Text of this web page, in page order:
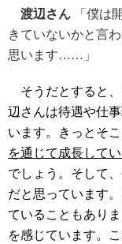
渡辺さん 「僕は
きていないかと言
思います……」
そうだとすると、
辺さんは待遇や仕
います。きっとそ
を通じて成長して
でしょう。そして
だと思っています
ていることもあり
を感じています。